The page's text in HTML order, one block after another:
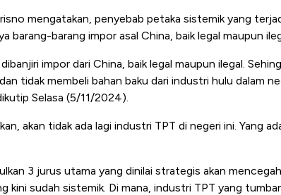
mengatakan, penyebab petaka sistemik yang
barang-barang impor asal China, baik legal maupun
impor dari China, baik legal maupun ilegal.
tidak membeli bahan baku dari industri hulu dalam
Selasa (5/11/2024).
akan tidak ada lagi industri TPT di negeri ini. Yang
3 jurus utama yang dinilai strategis akan
kini sudah sistemik. Di mana, industri TPT yang